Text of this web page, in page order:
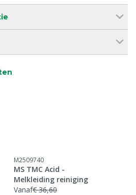
M2509740
MS TMC Acid -
Melkleiding reiniging
Vanaf€ 36,60